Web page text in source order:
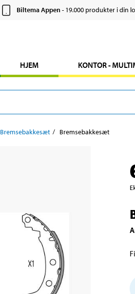
Biltema Appen- 19.000 produkter i din
HJEM KONTOR -
Bremsebakkesæt Bremsebakkesæt